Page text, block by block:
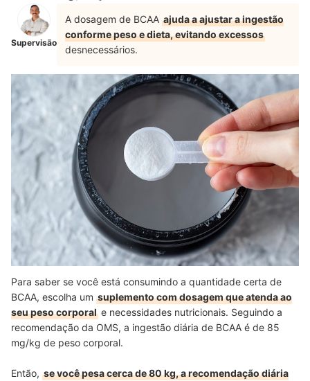
Supervisão
A dosagem de BCAA ajuda a ajustar a ingestão
conforme peso e dieta, evitando excessos
desnecessários.
Para saber se você está consumindo a quantidade certa de
BCAA, escolha um suplemento com dosagem que atenda ao
seu peso corporal e necessidades nutricionais. Seguindo a
recomendação da OMS, a ingestão diária de BCAA é de 85
mg/kg de peso corporal.
Então, se você pesa cerca de 80 kg, a recomendação diária